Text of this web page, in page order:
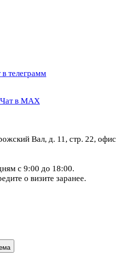
в телеграмм
Чат в МАХ
Вал, д. 11, стр. 22, офис
с 9:00 до 18:00.
о визите заранее.